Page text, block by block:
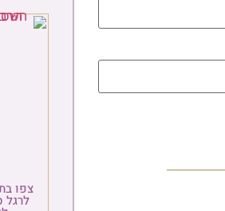
צפו
לרגל